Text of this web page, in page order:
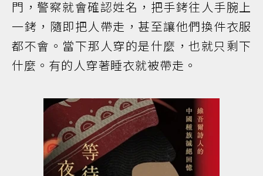
門，警察就會確認姓名，把手銬往人手腕上
一銬，隨即把人帶走，甚至讓他們換件衣服
都不會。當下那人穿的是什麼，也就只剩下
什麼。有的人穿著睡衣就被帶走。